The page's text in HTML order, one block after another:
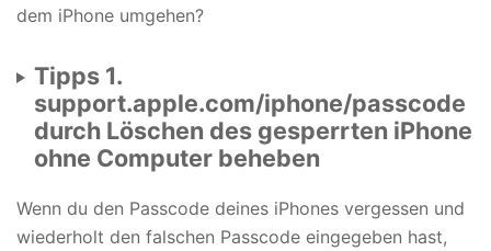
dem iPhone umgehen?
Tipps 1.
support.apple.com/iphone/passcode
durch Löschen des gesperrten iPhone
ohne Computer beheben
Wenn du den Passcode deines iPhones vergessen und
wiederholt den falschen Passcode eingegeben hast,